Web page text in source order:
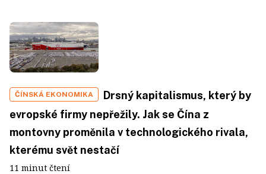
ČÍNSKÁ EKONOMIKA
Drsný kapitalismus, který by
evropské firmy nepřežily. Jak se Čína z
montovny proměnila v technologického rivala,
kterému svět nestačí
11 minut čtení